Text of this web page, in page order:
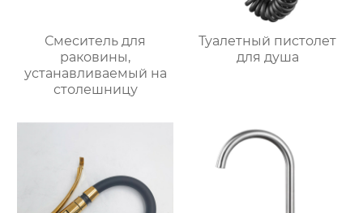
Смеситель для
раковины,
устанавливаемый на
столешницу
Туалетный пистолет
для душа